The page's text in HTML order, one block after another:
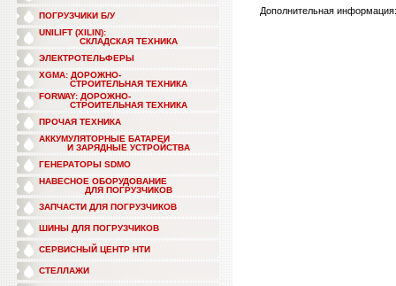
ПОГРУЗЧИКИ Б/У
UNILIFT (XILIN):
СКЛАДСКАЯ ТЕХНИКА
ЭЛЕКТРОТЕЛЬФЕРЫ
XGMA: ДОРОЖНО-
СТРОИТЕЛЬНАЯ ТЕХНИКА
FORWAY: ДОРОЖНО-
СТРОИТЕЛЬНАЯ ТЕХНИКА
ПРОЧАЯ ТЕХНИКА
АККУМУЛЯТОРНЫЕ БАТАРЕИ
И ЗАРЯДНЫЕ УСТРОЙСТВА
ГЕНЕРАТОРЫ SDMO
НАВЕСНОЕ ОБОРУДОВАНИЕ
ДЛЯ ПОГРУЗЧИКОВ
ЗАПЧАСТИ ДЛЯ ПОГРУЗЧИКОВ
ШИНЫ ДЛЯ ПОГРУЗЧИКОВ
СЕРВИСНЫЙ ЦЕНТР НТИ
СТЕЛЛАЖИ
Дополнительная